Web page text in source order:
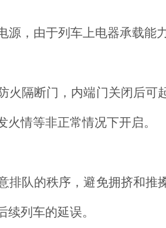
，由于列车上电器承载能
火隔断门，内端门关闭后
情等非正常情况下开启。
排队的秩序，避免拥挤和
列车的延误。